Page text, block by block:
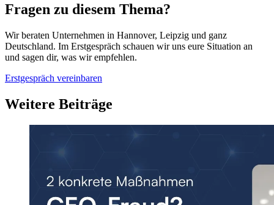
Fragen zu diesem Thema?
Wir beraten Unternehmen in Hannover, Leipzig und ganz
Deutschland. Im Erstgespräch schauen wir uns eure Situation an
und sagen dir, was wir empfehlen.
Erstgespräch vereinbaren
Weitere Beiträge